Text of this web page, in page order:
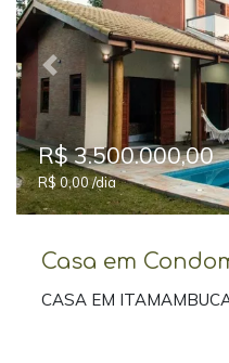
Previous
R$ 3.500.000,00
R$ 0,00 /dia
Casa em
CASA EM